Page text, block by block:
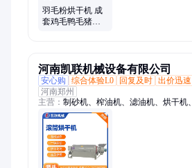
羽毛粉烘干机 成
套鸡毛鸭毛猪毛
河南凯联机械设备有限公司
安心购
综合体验L0 回复及时 出价迅速
河南郑州
主营： 制砂机、榨油机、滤油机、烘干机
圾粉碎、花生榨油、花生瓜子、滚筒干燥